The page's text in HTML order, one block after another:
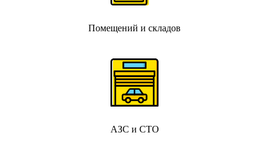
Помещений и складов
АЗС и СТО